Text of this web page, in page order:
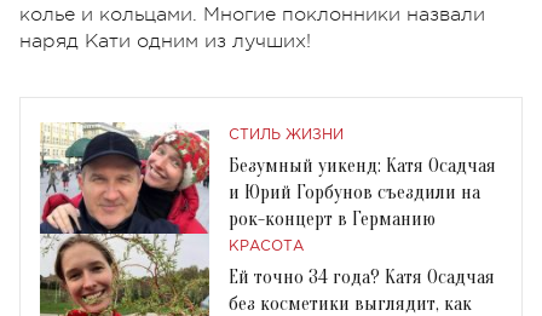
колье и кольцами. Многие поклонники назвали
наряд Кати одним из лучших!
СТИЛЬ ЖИЗНИ
Безумный уикенд: Катя Осадчая
и Юрий Горбунов съездили на
рок-концерт в Германию
КРАСОТА
Ей точно 34 года? Катя Осадчая
без косметики выглядит, как